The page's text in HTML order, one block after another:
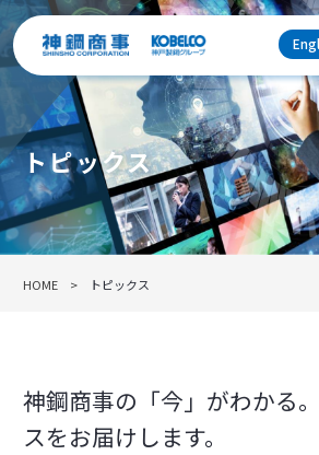
トピックス
HOME トピックス
神鋼商事の「今」がわかる
スをお届けします。